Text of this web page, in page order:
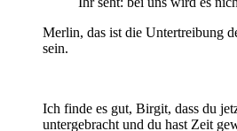
Merlin, das ist die Untertreibung
sein.
Ich finde es gut, Birgit, dass du
untergebracht und du hast Zeit